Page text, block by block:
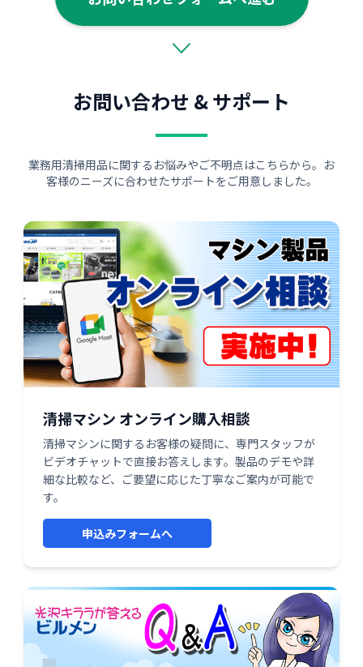
お問い合わせ & サポート
業務用清掃用品に関するお悩みやご不明点はこちらから。お
客様のニーズに合わせたサポートをご用意しました。
清掃マシン オンライン購入相談
清掃マシンに関するお客様の疑問に、専門スタッフが
ビデオチャットで直接お答えします。製品のデモや詳
細な比較など、ご要望に応じた丁寧なご案内が可能で
す。
申込みフォームへ